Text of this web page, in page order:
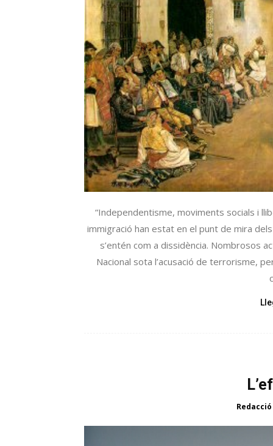
“Independentisme, moviments socials i
immigració han estat en el punt de mira
s’entén com a dissidència. Nombrosos
Nacional sota l’acusació de terrorisme,
Redacció